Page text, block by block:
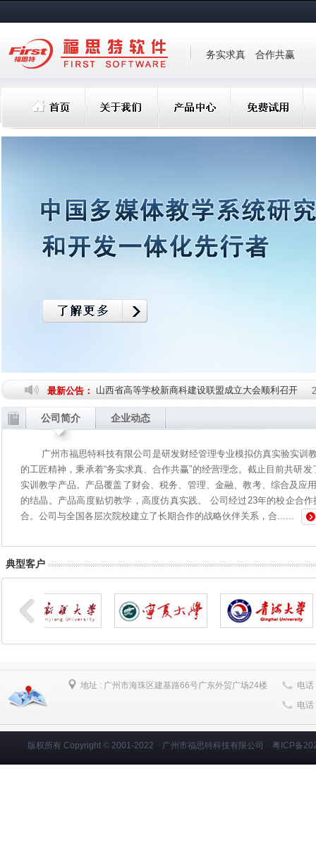
务实求真 合作共赢
最新公告： 山西省高等学校新商科建设联盟成立大会顺利召开
2020“福思特杯”全国大学生审计精英挑战赛圆满落幕
2020年安徽省“福思特杯”大学生财会技能创新大赛圆
2020年陕西省第五届“福思特杯”财税技能竞赛暨“新商
2019年第二届“福思特杯”全国大学生审计精英挑战赛
2019年首届江西省“福思特杯”大学生审计技能大赛、
2019年“福思特杯”全国民办高校财税技能大赛圆满举办
第二届内蒙古自治区“福思特杯”大学生财税职业技能竞
2018第二届广东省管理会计师协会“福思特杯”大学生
陕西省第三届“福思特杯”大学生会计税务应用技能竞
会
2018-11-06
2018年山东省第二届“福思特杯”大学生会计税务技能
第二届全国大学生“福思特杯”资产评估知识竞赛圆满成
第二届“能源杯”全国大学生财会技能挑战赛成功举办
首届内蒙古自治区“福思特杯”大学生财税职业技能竞赛
首届"能源杯"全国大学生财会技能挑战赛圆满落幕
2017 年全国中等职业学校财经类专业“创新杯”教师
2017-05-05
公司简介 企业动态
广州市福思特科技有限公司是研发财经管理专业模拟仿真实验实训
的工匠精神，秉承着“务实求真、合作共赢”的经营理念。截止目前共研
实训教学产品。产品覆盖了财会、税务、管理、金融、教考、综合及应
的结晶。产品高度贴切教学，高度仿真实践。 公司经过23年的校企合作
合。公司与全国各层次院校建立了长期合作的战略伙伴关系，合......
典型客户
地址 : 广州市海珠区建基路66号广东外贸广场24楼
电
电
版权所有 Copyright © 2001-2022 广州市福思特科技有限公司 粤ICP备